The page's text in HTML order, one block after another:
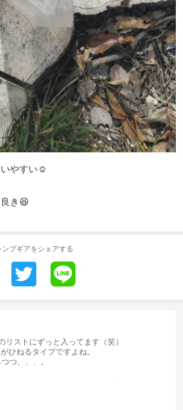
いやすい☺️
き😆
ンプギアをシェアする
リストにずっと入ってます（笑）
ひねるタイプですよね。
つ、、、。